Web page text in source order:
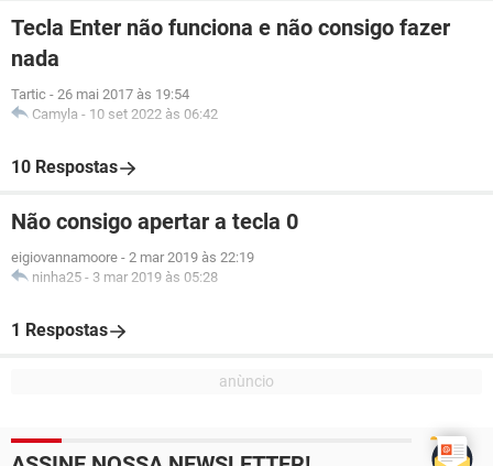
Tecla Enter não funciona e não consigo fazer
nada
Tartic - 26 mai 2017 às 19:54
Camyla - 10 set 2022 às 06:42
10 Respostas
Não consigo apertar a tecla 0
eigiovannamoore - 2 mar 2019 às 22:19
ninha25 - 3 mar 2019 às 05:28
1 Respostas